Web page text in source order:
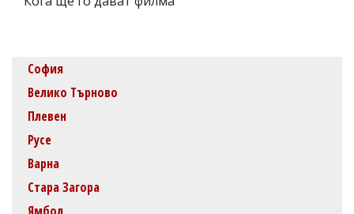
София
Велико Търново
Плевен
Русе
Варна
Стара Загора